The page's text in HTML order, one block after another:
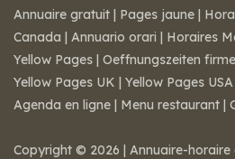
Annuaire gratuit | Pages jaune |
Canada | Annuario orari | Horaires
Yellow Pages | Oeffnungszeiten
Yellow Pages UK | Yellow Pages USA
Agenda en ligne | Menu restaurant |
Copyright © 2026 | Annuaire-horaire